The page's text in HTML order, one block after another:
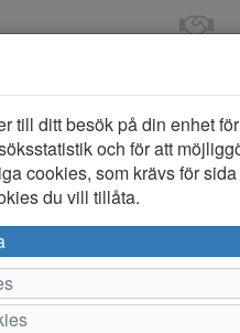
ÖPPET KÖP I 14
Shelly
Dasia
2612325
till ditt besök på din enhet
och för att
cookies, som krävs för sida
du vill tillåta.